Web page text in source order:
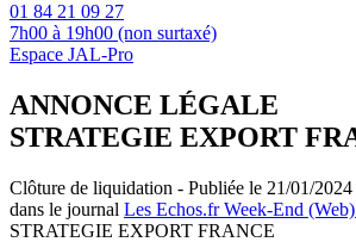
01 84 21 09 27
7h00 à 19h00 (non surtaxé)
Espace JAL-Pro
ANNONCE LÉGALE
STRATEGIE EXPORT
Clôture de liquidation - Publiée le 21/01/2024
dans le journal Les Echos.fr Week-End
STRATEGIE EXPORT FRANCE